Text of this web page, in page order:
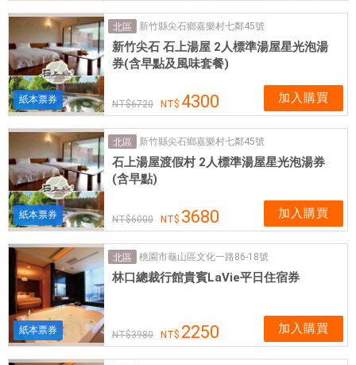
紙本票券
北區 新竹縣尖石鄉嘉樂村七鄰45號
新竹尖石 石上湯屋 2人標準湯屋星光泡湯
券(含早點及風味套餐)
6720 4300 加入購買
紙本票券
北區 新竹縣尖石鄉嘉樂村七鄰45號
石上湯屋渡假村 2人標準湯屋星光泡湯券
(含早點)
6000 3680 加入購買
紙本票券
北區 桃園市龜山區文化一路86-18號
林口總裁行館貴賓LaVie平日住宿券
3980 2250 加入購買